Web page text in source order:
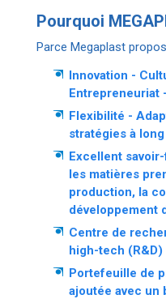
Pourquoi
Parce Megaplast
Innovation -
Entrepreneuriat
Flexibilité -
stratégies à
Excellent
les matières
production, la
développement
Centre de
high-tech (R&D)
Portefeuille de
ajoutée avec un